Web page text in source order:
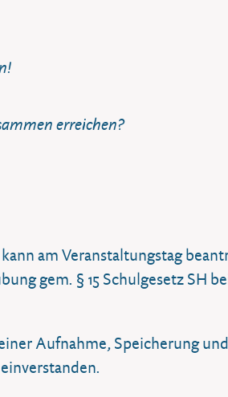
erreichen?
am Veranstaltungstag
gem. § 15 Schulgesetz SH
Aufnahme, Speicherung und